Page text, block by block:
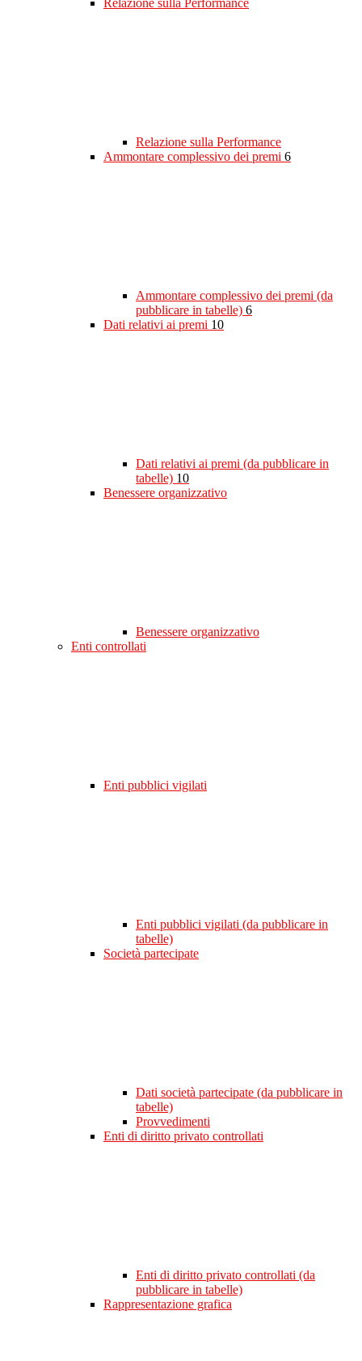
Relazione sulla Performance
Relazione sulla Performance
Ammontare complessivo dei premi 6
Ammontare complessivo dei premi (da
pubblicare in tabelle) 6
Dati relativi ai premi 10
Dati relativi ai premi (da pubblicare in
tabelle) 10
Benessere organizzativo
Benessere organizzativo
Enti controllati
Enti pubblici vigilati
Enti pubblici vigilati (da pubblicare in
tabelle)
Società partecipate
Dati società partecipate (da pubblicare in
tabelle)
Provvedimenti
Enti di diritto privato controllati
Enti di diritto privato controllati (da
pubblicare in tabelle)
Rappresentazione grafica